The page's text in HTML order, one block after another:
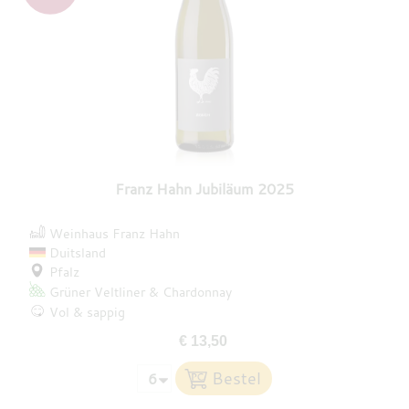
Franz Hahn Jubiläum 2025
Weinhaus Franz Hahn
Duitsland
Pfalz
Grüner Veltliner
Chardonnay
Vol & sappig
€ 13,50